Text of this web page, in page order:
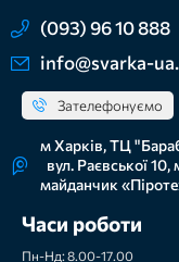
(093) 96 10 888
info@svarka-
Зателефонуємо
м Харків, ТЦ
вул. Раєвської
майданчик
Часи роботи
Пн-Нд: 8.00-17.00